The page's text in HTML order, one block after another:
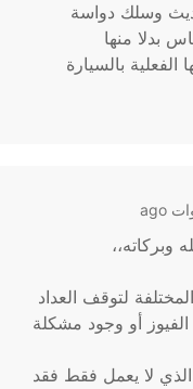
وسلك دواسة
بدلا منها
بالسيارة
وبركاته،،
لتوقف العداد
أو وجود مشكلة
لا يعمل فقط فقد